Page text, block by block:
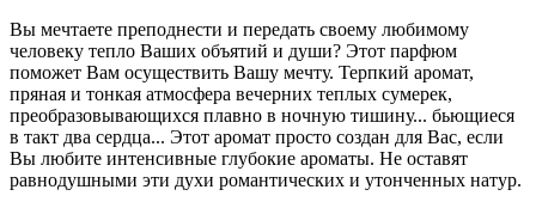
Вы мечтаете преподнести и передать своему любимому
человеку тепло Ваших объятий и души? Этот парфюм
поможет Вам осуществить Вашу мечту. Терпкий аромат,
пряная и тонкая атмосфера вечерних теплых сумерек,
преобразовывающихся плавно в ночную тишину... бьющиеся
в такт два сердца... Этот аромат просто создан для Вас, если
Вы любите интенсивные глубокие ароматы. Не оставят
равнодушными эти духи романтических и утонченных натур.